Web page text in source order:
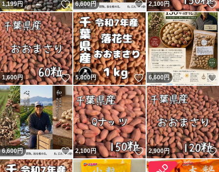
1,199円 いいね！
6,600円 いいね！
2,100円
1,600円 いいね！
5,800円 いいね！
6,600円
6,600円 いいね！
2,100円 いいね！
2,900円